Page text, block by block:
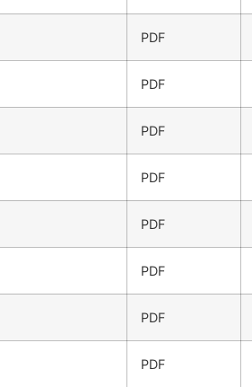
PDF
PDF
PDF
PDF
PDF
PDF
PDF
PDF